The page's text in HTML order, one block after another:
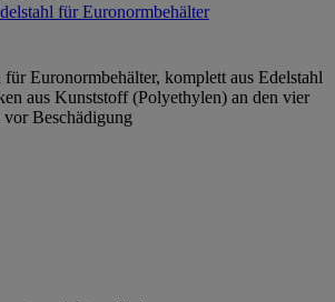
für Euronormbehälter
Euronormbehälter, komplett aus Edelstahl
aus Kunststoff (Polyethylen) an den vier
Beschädigung